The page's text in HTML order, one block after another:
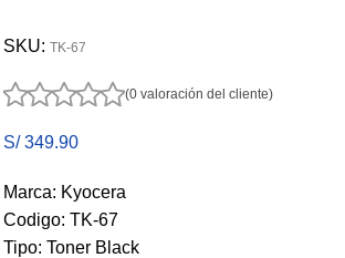
SKU: TK-67
(0 valoración del cliente)
S/349.90
Marca: Kyocera
Codigo: TK-67
Tipo: Toner Black